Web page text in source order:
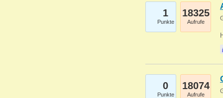
1
Punkte
18325
Aufrufe
0
Punkte
18074
Aufrufe